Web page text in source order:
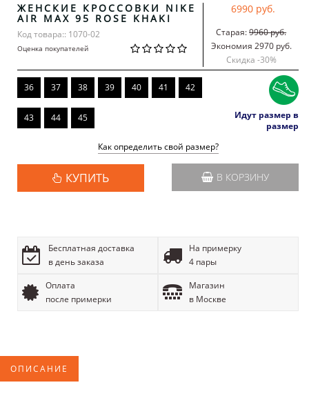
ЖЕНСКИЕ КРОССОВКИ NIKE
AIR MAX 95 ROSE KHAKI
Код товара:: 1070-02
Оценка покупателей
6990 руб.
Старая:9960 руб.
Экономия 2970 руб.
Скидка -30%
36 37 38 39 40 41 42
43 44 45
Идут размер в
размер
Как определить свой размер?
КУПИТЬ В КОРЗИНУ
Бесплатная доставка
в день заказа
На примерку
4 пары
Оплата
после примерки
Магазин
в Москве
ОПИСАНИЕ